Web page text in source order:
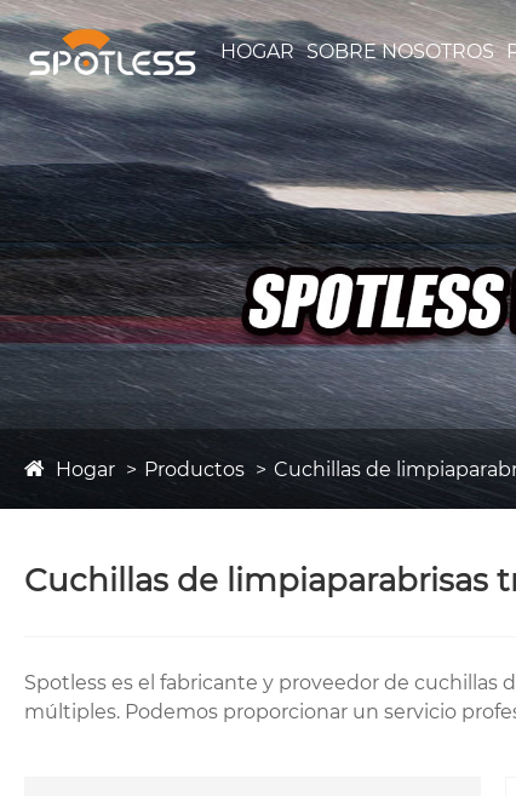
HOGAR SOBRE NOSOTROS
Hogar Productos Cuchillas de
Cuchillas de limpiaparabrisas
Spotless es el fabricante y proveedor de cuchillas
múltiples. Podemos proporcionar un servicio